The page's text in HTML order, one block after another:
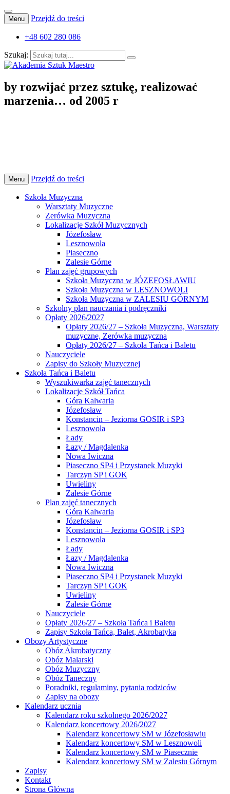
Menu Przejdź do treści
+48 602 280 086
Szukaj:
Akademia Sztuk Maestro
Szkoła Muzyczna I stopnia, Szkoła Tańca i Baletu, Obozy
Artystyczne
by rozwijać przez sztukę, realizować
marzenia… od 2005 r
Menu Przejdź do treści
Szkoła Muzyczna
Warsztaty Muzyczne
Zerówka Muzyczna
Lokalizacje Szkół Muzycznych
Józefosław
Lesznowola
Piaseczno
Zalesie Górne
Plan zajęć grupowych
Szkoła Muzyczna w JÓZEFOSŁAWIU
Szkoła Muzyczna w LESZNOWOLI
Szkoła Muzyczna w ZALESIU GÓRNYM
Szkolny plan nauczania i podręczniki
Opłaty 2026/2027
Opłaty 2026/27 – Szkoła Muzyczna, Warsztaty
muzyczne, Zerówka muzyczna
Opłaty 2026/27 – Szkoła Tańca i Baletu
Nauczyciele
Zapisy do Szkoły Muzycznej
Szkoła Tańca i Baletu
Wyszukiwarka zajęć tanecznych
Lokalizacje Szkół Tańca
Góra Kalwaria
Józefosław
Konstancin – Jeziorna GOSIR i SP3
Lesznowola
Łady
Łazy / Magdalenka
Nowa Iwiczna
Piaseczno SP4 i Przystanek Muzyki
Tarczyn SP i GOK
Uwieliny
Zalesie Górne
Plan zajęć tanecznych
Góra Kalwaria
Józefosław
Konstancin – Jeziorna GOSIR i SP3
Lesznowola
Łady
Łazy / Magdalenka
Nowa Iwiczna
Piaseczno SP4 i Przystanek Muzyki
Tarczyn SP i GOK
Uwieliny
Zalesie Górne
Nauczyciele
Opłaty 2026/27 – Szkoła Tańca i Baletu
Zapisy Szkoła Tańca, Balet, Akrobatyka
Obozy Artystyczne
Obóz Akrobatyczny
Obóz Malarski
Obóz Muzyczny
Obóz Taneczny
Poradniki, regulaminy, pytania rodziców
Zapisy na obozy
Kalendarz ucznia
Kalendarz roku szkolnego 2026/2027
Kalendarz koncertowy 2026/2027
Kalendarz koncertowy SM w Józefosławiu
Kalendarz koncertowy SM w Lesznowoli
Kalendarz koncertowy SM w Piasecznie
Kalendarz koncertowy SM w Zalesiu Górnym
Zapisy
Kontakt
Strona Główna